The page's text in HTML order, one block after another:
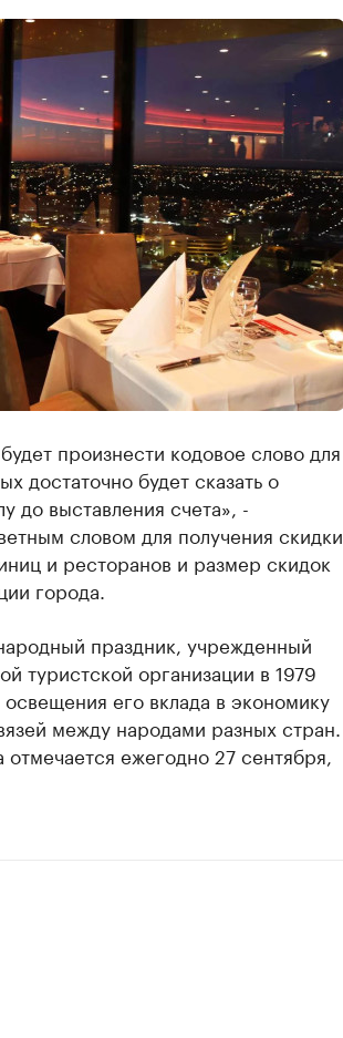
произнести кодовое слово для
достаточно будет сказать о
до выставления счета», -
словом для получения скидки
и ресторанов и размер скидок
города.
праздник, учрежденный
туристской организации в 1979
его вклада в экономику
между народами разных стран.
ежегодно 27 сентября,